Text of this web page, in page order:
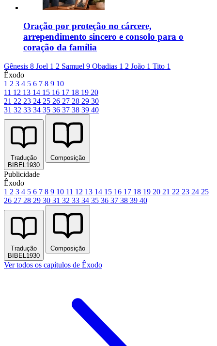
Oração por proteção no cárcere,
arrependimento sincero e consolo para o
coração da família
Gênesis 8 Joel 1 2 Samuel 9 Obadias 1 2 João 1 Tito 1
Êxodo
1 2 3 4 5 6 7 8 9 10
11 12 13 14 15 16 17 18 19 20
21 22 23 24 25 26 27 28 29 30
31 32 33 34 35 36 37 38 39 40
Tradução
BIBEL1930
Composição
Publicidade
Êxodo
1 2 3 4 5 6 7 8 9 10 11 12 13 14 15 16 17 18 19 20 21 22 23 24 25
26 27 28 29 30 31 32 33 34 35 36 37 38 39 40
Tradução
BIBEL1930
Composição
Ver todos os capítulos de Êxodo